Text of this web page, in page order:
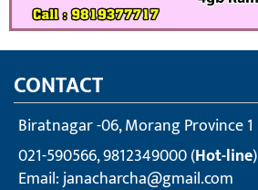
CONTACT
Biratnagar -06, Morang Province 1
021-590566, 9812349000 (Hot-line)
Email:janacharcha@gmail.com